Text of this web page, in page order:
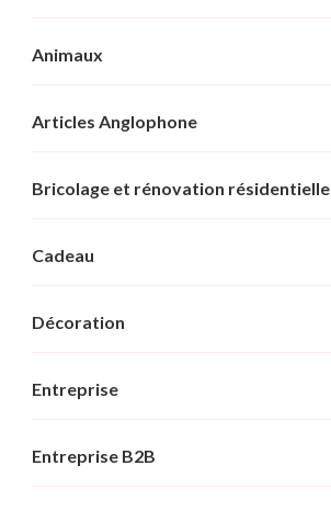
Animaux
Articles Anglophone
Bricolage et rénovation résidentielle
Cadeau
Décoration
Entreprise
Entreprise B2B